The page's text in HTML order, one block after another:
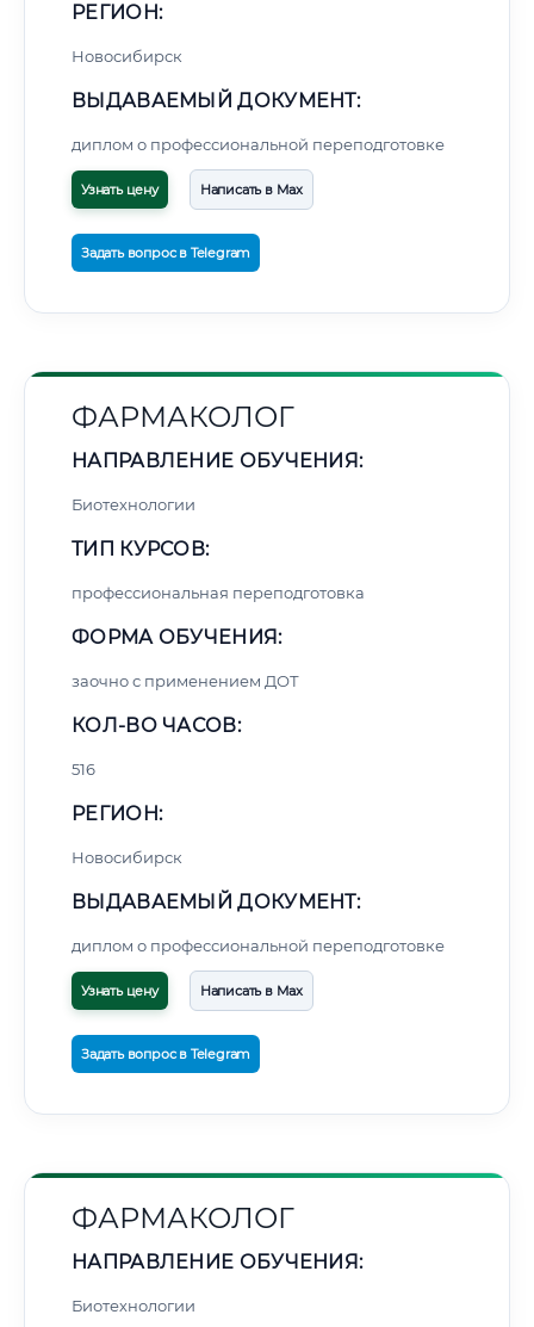
РЕГИОН:
Новосибирск
ВЫДАВАЕМЫЙ ДОКУМЕНТ:
диплом о профессиональной переподготовке
Узнать цену Написать в Max
Задать вопрос в Telegram
ФАРМАКОЛОГ
НАПРАВЛЕНИЕ ОБУЧЕНИЯ:
Биотехнологии
ТИП КУРСОВ:
профессиональная переподготовка
ФОРМА ОБУЧЕНИЯ:
заочно с применением ДОТ
КОЛ-ВО ЧАСОВ:
516
РЕГИОН:
Новосибирск
ВЫДАВАЕМЫЙ ДОКУМЕНТ:
диплом о профессиональной переподготовке
Узнать цену Написать в Max
Задать вопрос в Telegram
ФАРМАКОЛОГ
НАПРАВЛЕНИЕ ОБУЧЕНИЯ:
Биотехнологии